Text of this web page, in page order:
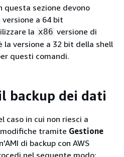
questa sezione devono
a 64 bit
la x86 versione di
la versione a 32 bit della shell
questi comandi.
backup dei dati
caso in cui non riesci a
tramite Gestione
di backup con AWS
nel seguente modo: